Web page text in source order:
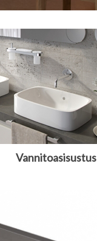
Vannitoasisustus